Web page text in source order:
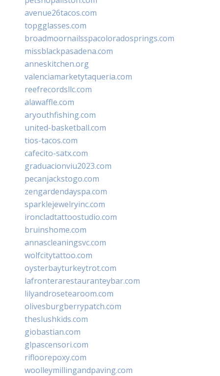
avenue26tacos.com
topgglasses.com
broadmoornailsspacoloradosprings.com
missblackpasadena.com
anneskitchen.org
valenciamarketytaqueria.com
reefrecordsllc.com
alawaffle.com
aryouthfishing.com
united-basketball.com
tios-tacos.com
cafecito-satx.com
graduacionviu2023.com
pecanjackstogo.com
zengardendayspa.com
sparklejewelryinc.com
ironcladtattoostudio.com
bruinshome.com
annascleaningsvc.com
wolfcitytattoo.com
oysterbayturkeytrot.com
lafronterarestauranteybar.com
lilyandrosetearoom.com
olivesburgberrypatch.com
theslushkids.com
giobastian.com
glpascensori.com
rifloorepoxy.com
woolleymillingandpaving.com